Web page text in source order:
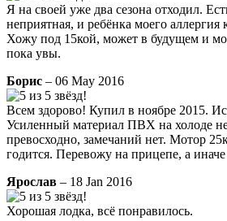
Я на своей уже два сезона отходил.
неприятная, и ребёнка моего аллергия
Хожу под 15кой, может в будущем и
пока увы.
Борис – 06 May 2016
Всем здорово! Купил в ноябре 2015.
Усиленный материал ПВХ на холоде
превосходно, замечаний нет. Мотор
годится. Перевожу на прицепе, а
Ярослав – 18 Jan 2016
Хорошая лодка, всё понравилось.